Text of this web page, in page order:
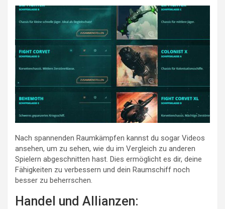
Nach spannenden Raumkämpfen kannst du sogar Videos
ansehen, um zu sehen, wie du im Vergleich zu anderen
Spielern abgeschnitten hast. Dies ermöglicht es dir, deine
Fähigkeiten zu verbessern und dein Raumschiff noch
besser zu beherrschen.
Handel und Allianzen: